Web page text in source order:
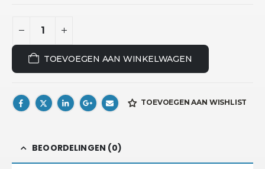
TOEVOEGEN AAN WINKELWAGEN
TOEVOEGEN AAN WISHLIST
BEOORDELINGEN (0)